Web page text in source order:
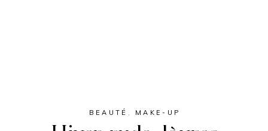
BEAUTÉ , MAKE-UP